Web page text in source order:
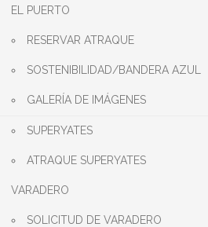
EL PUERTO
RESERVAR ATRAQUE
SOSTENIBILIDAD/BANDERA AZUL
GALERÍA DE IMÁGENES
SUPERYATES
ATRAQUE SUPERYATES
VARADERO
SOLICITUD DE VARADERO